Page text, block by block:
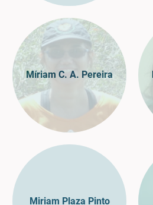
Míriam C. A. Pereira
Miriam Plaza Pinto